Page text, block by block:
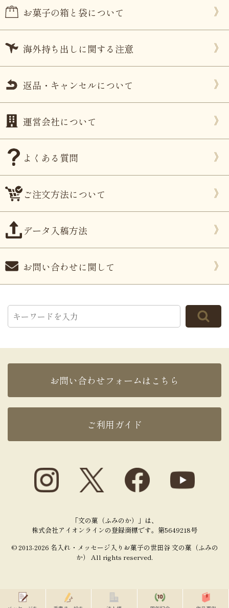
お菓子の箱と袋について
海外持ち出しに関する注意
返品・キャンセルについて
運営会社について
よくある質問
ご注文方法について
データ入稿方法
お問い合わせに関して
お問い合わせフォームはこちら
ご利用ガイド
「文の菓（ふみのか）」は、
株式会社アイオンラインの登録商標です。第5649218号
© 2013-2026 名入れ・メッセージ入りお菓子の世田谷 文の菓（ふみの
か） All rights reserved.